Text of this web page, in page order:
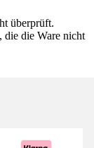
überprüft.
die die Ware nicht